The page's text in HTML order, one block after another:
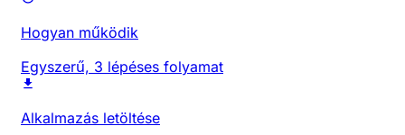
Hogyan működik
Egyszerű, 3 lépéses folyamat
Alkalmazás letöltése